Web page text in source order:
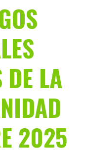
DE LA
2025